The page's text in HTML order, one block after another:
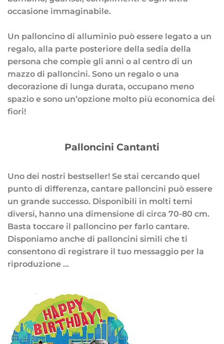
occasione immaginabile.
Un palloncino di alluminio può essere legato a un
regalo, alla parte posteriore della sedia della
persona che compie gli anni o al centro di un
mazzo di palloncini. Sono un regalo o una
decorazione di lunga durata, occupano meno
spazio e sono un’opzione molto più economica dei
fiori!
Palloncini Cantanti
Uno dei nostri bestseller! Se stai cercando quel
punto di differenza, cantare palloncini può essere
un grande successo. Disponibili in molti temi
diversi, hanno una dimensione di circa 70-80 cm.
Basta toccare il palloncino per farlo cantare.
Disponiamo anche di palloncini simili che ti
consentono di registrare il tuo messaggio per la
riproduzione …